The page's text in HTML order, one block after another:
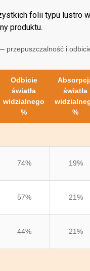
folii typu lustro
produktu.
i
Odbicie
światła
widzialnego
%
światła
%
74% 19%
57% 21%
44% 21%